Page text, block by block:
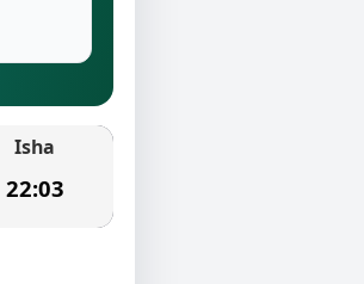
Isha
22:03